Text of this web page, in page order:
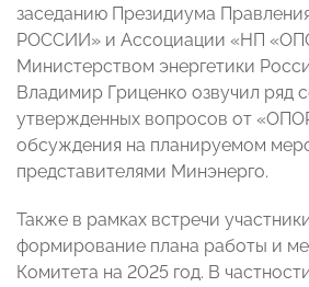
заседанию Президиума
РОССИИ» и Ассоциации «НП
Министерством энергетики
Владимир Гриценко озвучил ряд
утвержденных вопросов от
обсуждения на планируемом
представителями Минэнерго.
Также в рамках встречи
формирование плана работы и
Комитета на 2025 год. В